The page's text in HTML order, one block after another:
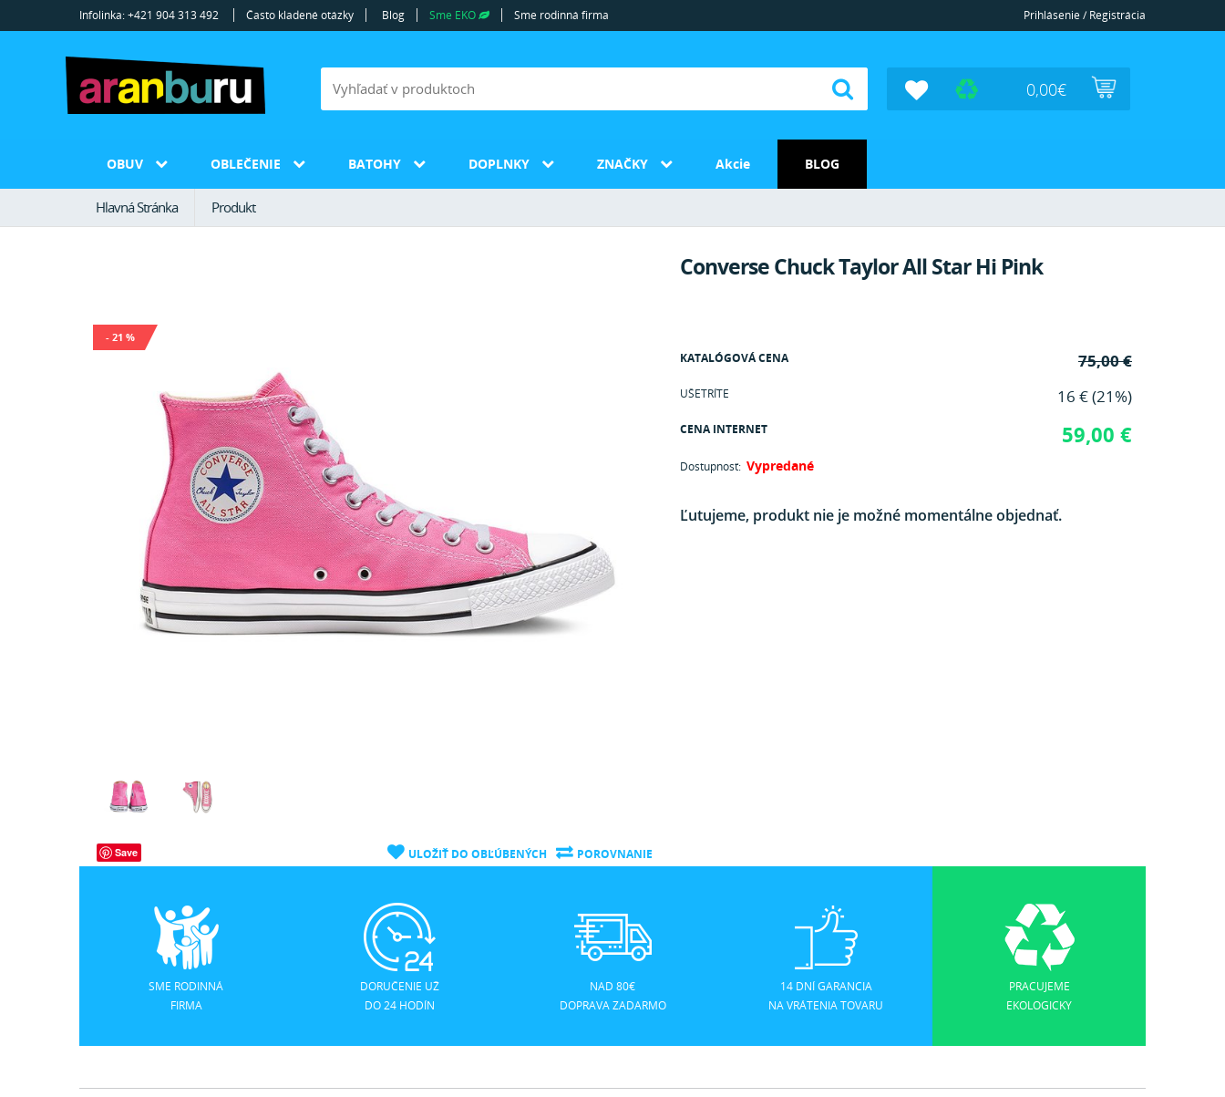
Infolinka: +421 904 313 492 Často kladené otázky Blog Sme EKO Sme rodinná firma Prihlásenie / Registrácia
0,00€
OBUV OBLEČENIE BATOHY DOPLNKY ZNAČKY Akcie BLOG
Hlavná Stránka Produkt
- 21 %
Save ULOŽIŤ DO OBĽÚBENÝCH POROVNANIE
Converse Chuck Taylor All Star Hi Pink
KATALÓGOVÁ CENA 75,00 €
UŠETRÍTE 16 € (21%)
CENA INTERNET 59,00 €
Dostupnosť: Vypredané
Ľutujeme, produkt nie je možné momentálne objednať.
SME RODINNÁ
FIRMA
DORUČENIE UŽ
DO 24 HODÍN
NAD 80€
DOPRAVA ZADARMO
14 DNÍ GARANCIA
NA VRÁTENIA TOVARU
PRACUJEME
EKOLOGICKY